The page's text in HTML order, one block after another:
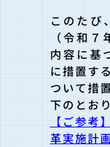
このたび
（令和
内容に基
に措置す
ついて措
下のとお
【ご参考
革実施計